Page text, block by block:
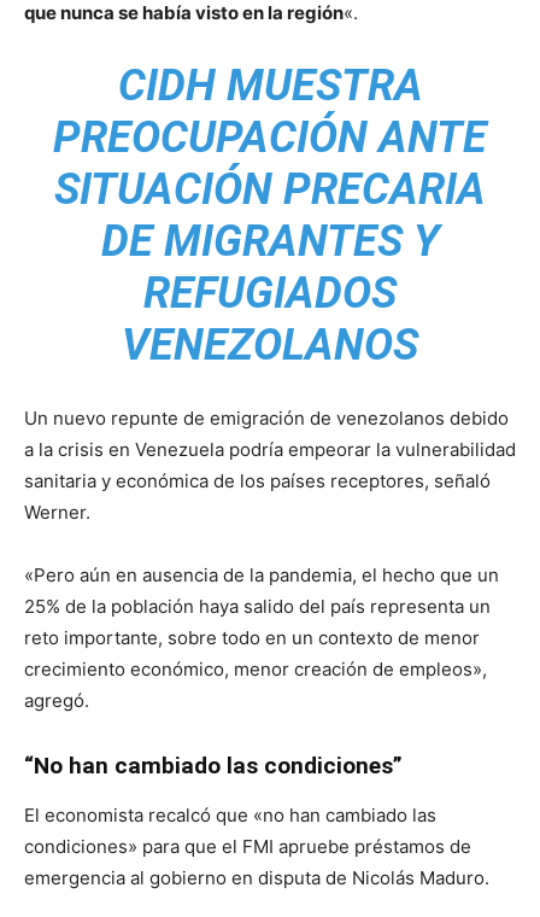
que nunca se había visto en la región«.
CIDH MUESTRA
PREOCUPACIÓN ANTE
SITUACIÓN PRECARIA
DE MIGRANTES Y
REFUGIADOS
VENEZOLANOS
Un nuevo repunte de emigración de venezolanos debido
a la crisis en Venezuela podría empeorar la vulnerabilidad
sanitaria y económica de los países receptores, señaló
Werner.
«Pero aún en ausencia de la pandemia, el hecho que un
25% de la población haya salido del país representa un
reto importante, sobre todo en un contexto de menor
crecimiento económico, menor creación de empleos»,
agregó.
“No han cambiado las condiciones”
El economista recalcó que «no han cambiado las
condiciones» para que el FMI apruebe préstamos de
emergencia al gobierno en disputa de Nicolás Maduro.